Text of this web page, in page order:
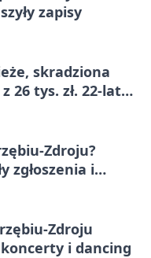
zapisy
skradziona
26 tys. zł. 22-latek
Zdroju?
zgłoszenia i
Zdroju
i dancing